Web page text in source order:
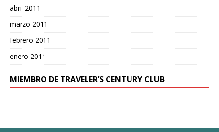
abril 2011
marzo 2011
febrero 2011
enero 2011
MIEMBRO DE TRAVELER’S CENTURY CLUB